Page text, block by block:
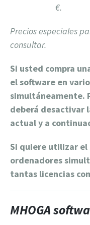
€.
Precios especiales
consultar.
Si usted compra
el software en
simultáneamente.
deberá desactivar
actual y a
Si quiere utilizar el
ordenadores
tantas licencias
MHOGA